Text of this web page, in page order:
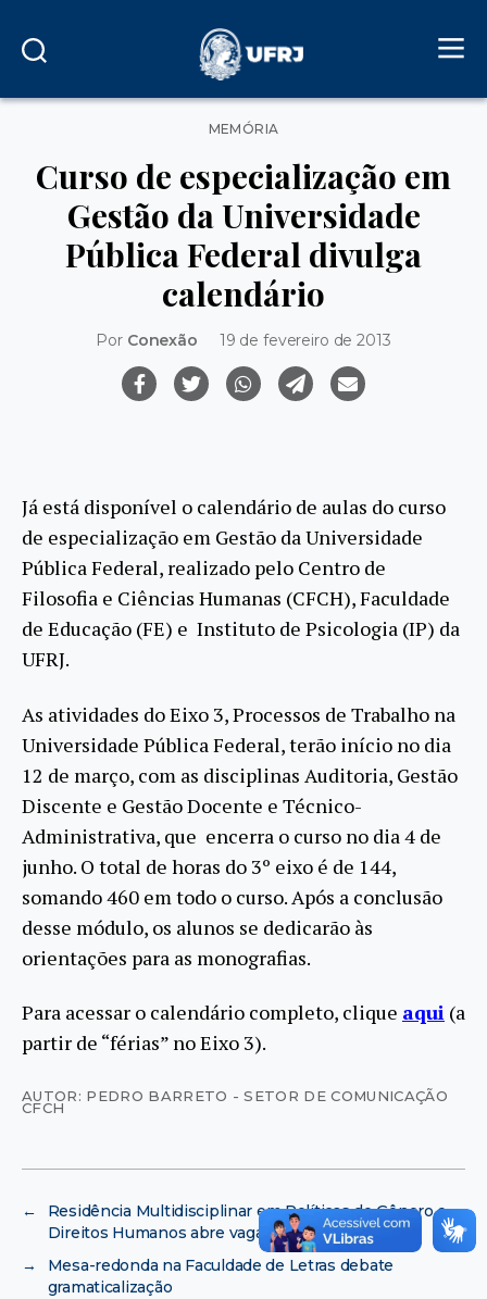
Categorias
MEMÓRIA
Curso de especialização em
Gestão da Universidade
Pública Federal divulga
calendário
Por Conexão 19 de fevereiro de 2013
Já está disponível o calendário de aulas do curso
de especialização em Gestão da Universidade
Pública Federal, realizado pelo Centro de
Filosofia e Ciências Humanas (CFCH), Faculdade
de Educação (FE) e Instituto de Psicologia (IP) da
UFRJ.
As atividades do Eixo 3, Processos de Trabalho na
Universidade Pública Federal, terão início no dia
12 de março, com as disciplinas Auditoria, Gestão
Discente e Gestão Docente e Técnico-
Administrativa, que encerra o curso no dia 4 de
junho. O total de horas do 3º eixo é de 144,
somando 460 em todo o curso. Após a conclusão
desse módulo, os alunos se dedicarão às
orientações para as monografias.
Para acessar o calendário completo, clique aqui (a
partir de “férias” no Eixo 3).
AUTOR: PEDRO BARRETO - SETOR DE COMUNICAÇÃO
CFCH
←
Residência Multidisciplinar em Políticas de Gênero e
Direitos Humanos abre vagas
→
Mesa-redonda na Faculdade de Letras debate
gramaticalização